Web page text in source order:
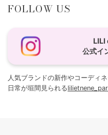
FOLLOW US
LILI
公式イ
人気ブランドの新作やコーディ
日常が垣間見られる